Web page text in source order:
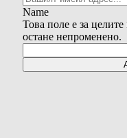
Name
Това поле е за
остане непроменено.